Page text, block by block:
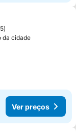
favoritos
da cidade
Ver preços